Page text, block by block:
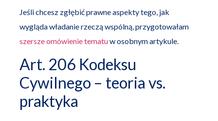
Jeśli chcesz zgłębić prawne aspekty tego, jak
wygląda władanie rzeczą wspólną, przygotowałam
szersze omówienie tematuw osobnym artykule.
Art. 206 Kodeksu
Cywilnego – teoria vs.
praktyka